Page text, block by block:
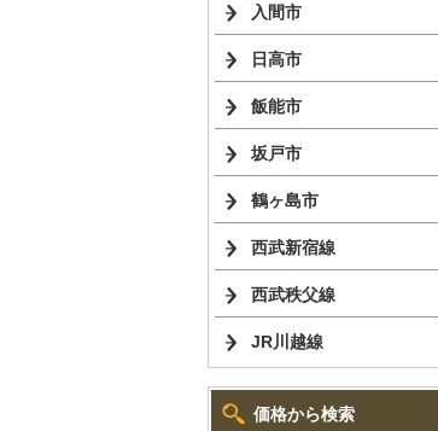
入間市
日高市
飯能市
坂戸市
鶴ヶ島市
西武新宿線
西武秩父線
JR川越線
価格から検索